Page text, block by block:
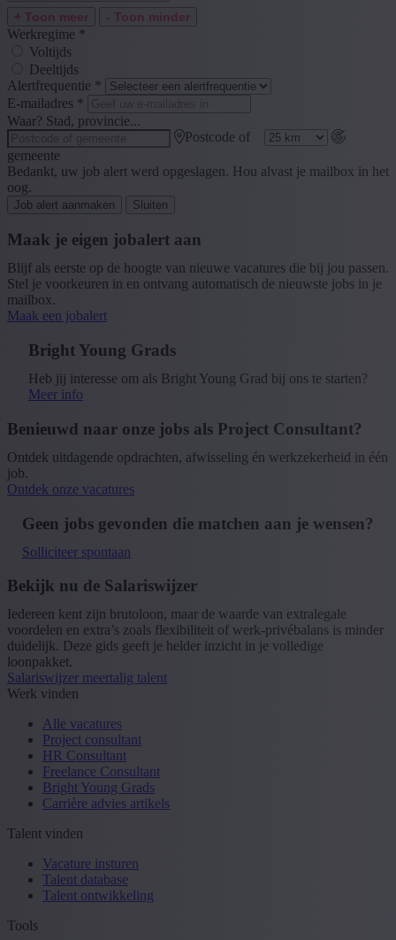
+ Toon meer - Toon minder
Werkregime *
Voltijds
Deeltijds
Alertfrequentie *
E-mailadres *
Waar? Stad, provincie...
Postcode of
gemeente
Bedankt, uw job alert werd opgeslagen. Hou alvast je mailbox in het
oog.
Job alert aanmaken Sluiten
Maak je eigen jobalert aan
Blijf als eerste op de hoogte van nieuwe vacatures die bij jou passen.
Stel je voorkeuren in en ontvang automatisch de nieuwste jobs in je
mailbox.
Maak een jobalert
Bright Young Grads
Heb jij interesse om als Bright Young Grad bij ons te starten?
Meer info
Benieuwd naar onze jobs als Project Consultant?
Ontdek uitdagende opdrachten, afwisseling én werkzekerheid in één
job.
Ontdek onze vacatures
Geen jobs gevonden die matchen aan je wensen?
Solliciteer spontaan
Bekijk nu de Salariswijzer
Iedereen kent zijn brutoloon, maar de waarde van extralegale
voordelen en extra’s zoals flexibiliteit of werk-privébalans is minder
duidelijk. Deze gids geeft je helder inzicht in je volledige
loonpakket.
Salariswijzer meertalig talent
Werk vinden
Alle vacatures
Project consultant
HR Consultant
Freelance Consultant
Bright Young Grads
Carrière advies artikels
Talent vinden
Vacature insturen
Talent database
Talent ontwikkeling
Tools